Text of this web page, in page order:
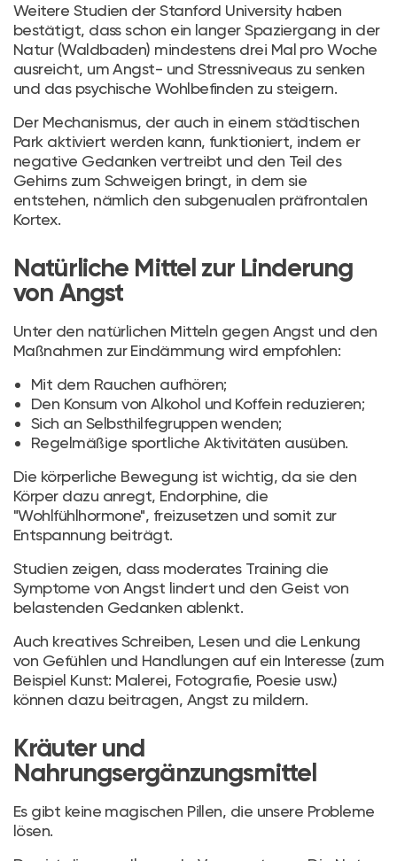
Weitere Studien der Stanford University haben
bestätigt, dass schon ein langer Spaziergang in der
Natur (Waldbaden) mindestens drei Mal pro Woche
ausreicht, um Angst- und Stressniveaus zu senken
und das psychische Wohlbefinden zu steigern.
Der Mechanismus, der auch in einem städtischen
Park aktiviert werden kann, funktioniert, indem er
negative Gedanken vertreibt und den Teil des
Gehirns zum Schweigen bringt, in dem sie
entstehen, nämlich den subgenualen präfrontalen
Kortex.
Natürliche Mittel zur Linderung
von Angst
Unter den natürlichen Mitteln gegen Angst und den
Maßnahmen zur Eindämmung wird empfohlen:
Mit dem Rauchen aufhören;
Den Konsum von Alkohol und Koffein reduzieren;
Sich an Selbsthilfegruppen wenden;
Regelmäßige sportliche Aktivitäten ausüben.
Die körperliche Bewegung ist wichtig, da sie den
Körper dazu anregt, Endorphine, die
"Wohlfühlhormone", freizusetzen und somit zur
Entspannung beiträgt.
Studien zeigen, dass moderates Training die
Symptome von Angst lindert und den Geist von
belastenden Gedanken ablenkt.
Auch kreatives Schreiben, Lesen und die Lenkung
von Gefühlen und Handlungen auf ein Interesse (zum
Beispiel Kunst: Malerei, Fotografie, Poesie usw.)
können dazu beitragen, Angst zu mildern.
Kräuter und
Nahrungsergänzungsmittel
Es gibt keine magischen Pillen, die unsere Probleme
lösen.